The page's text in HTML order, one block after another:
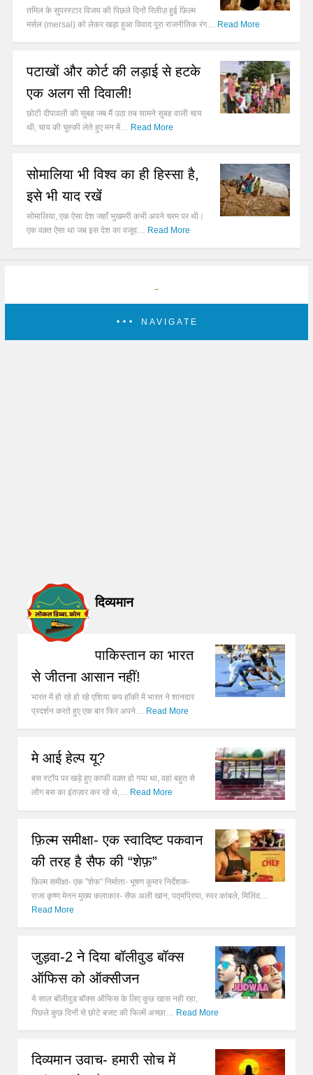
तमिल के सुपरस्टार विजय की पिछले दिनों रिलीज़ हुई फ़िल्म
मर्सल (mersal) को लेकर खड़ा हुआ विवाद पूरा राजनीतिक रंग… Read More
पटाखों और कोर्ट की लड़ाई से हटके
एक अलग सी दिवाली!
छोटी दीपावली की सुबह जब मैं उठा तब सामने सुबह वाली चाय
थी, चाय की चुस्की लेते हुए मन में… Read More
सोमालिया भी विश्व का ही हिस्सा है,
इसे भी याद रखें
सोमालिया, एक ऐसा देश जहाँ भुखमरी कभी अपने चरम पर थी।
एक वक़्त ऐसा था जब इस देश का वजूद… Read More